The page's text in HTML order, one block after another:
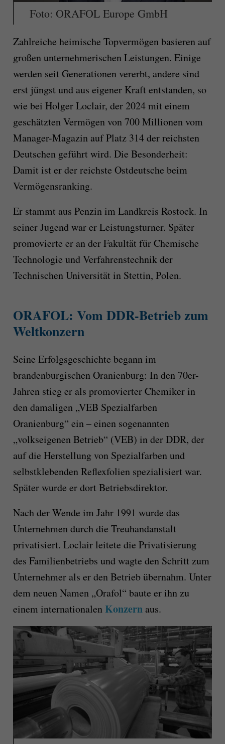
Foto: ORAFOL Europe GmbH
Zahlreiche heimische Topvermögen basieren auf
großen unternehmerischen Leistungen. Einige
werden seit Generationen vererbt, andere sind
erst jüngst und aus eigener Kraft entstanden, so
wie bei Holger Loclair, der 2024 mit einem
geschätzten Vermögen von 700 Millionen vom
Manager-Magazin auf Platz 314 der reichsten
Deutschen geführt wird. Die Besonderheit:
Damit ist er der reichste Ostdeutsche beim
Vermögensranking.
Er stammt aus Penzin im Landkreis Rostock. In
seiner Jugend war er Leistungsturner. Später
promovierte er an der Fakultät für Chemische
Technologie und Verfahrenstechnik der
Technischen Universität in Stettin, Polen.
ORAFOL: Vom DDR-Betrieb zum
Weltkonzern
Seine Erfolgsgeschichte begann im
brandenburgischen Oranienburg: In den 70er-
Jahren stieg er als promovierter Chemiker in
den damaligen „VEB Spezialfarben
Oranienburg“ ein – einen sogenannten
„volkseigenen Betrieb“ (VEB) in der DDR, der
auf die Herstellung von Spezialfarben und
selbstklebenden Reflexfolien spezialisiert war.
Später wurde er dort Betriebsdirektor.
Nach der Wende im Jahr 1991 wurde das
Unternehmen durch die Treuhandanstalt
privatisiert. Loclair leitete die Privatisierung
des Familienbetriebs und wagte den Schritt zum
Unternehmer als er den Betrieb übernahm. Unter
dem neuen Namen „Orafol“ baute er ihn zu
einem internationalen Konzern aus.